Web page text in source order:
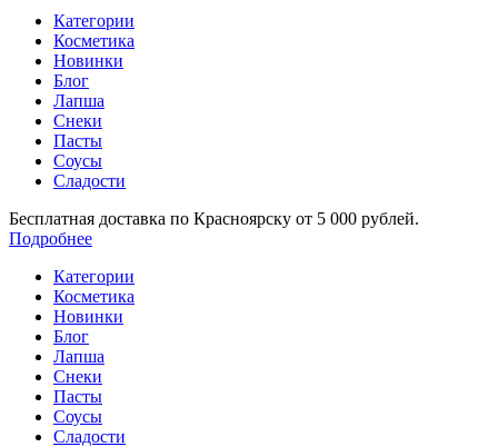
Категории
Косметика
Новинки
Блог
Лапша
Снеки
Пасты
Соусы
Сладости
Бесплатная доставка по Красноярску от 5 000 рублей.
Подробнее
Категории
Косметика
Новинки
Блог
Лапша
Снеки
Пасты
Соусы
Сладости